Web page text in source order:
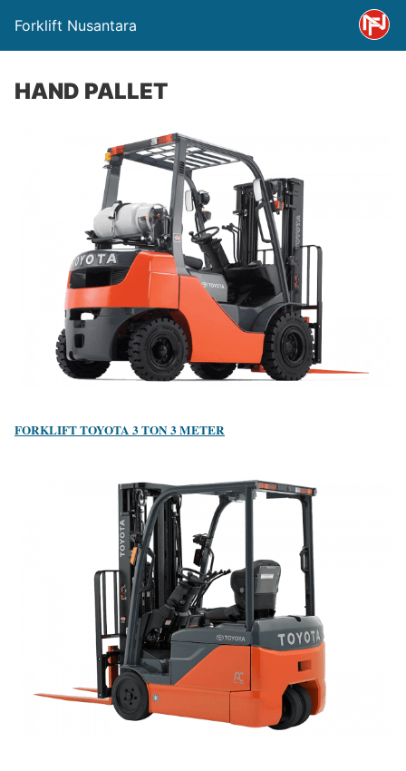
Forklift Nusantara
HAND PALLET
FORKLIFT TOYOTA 3 TON 3 METER